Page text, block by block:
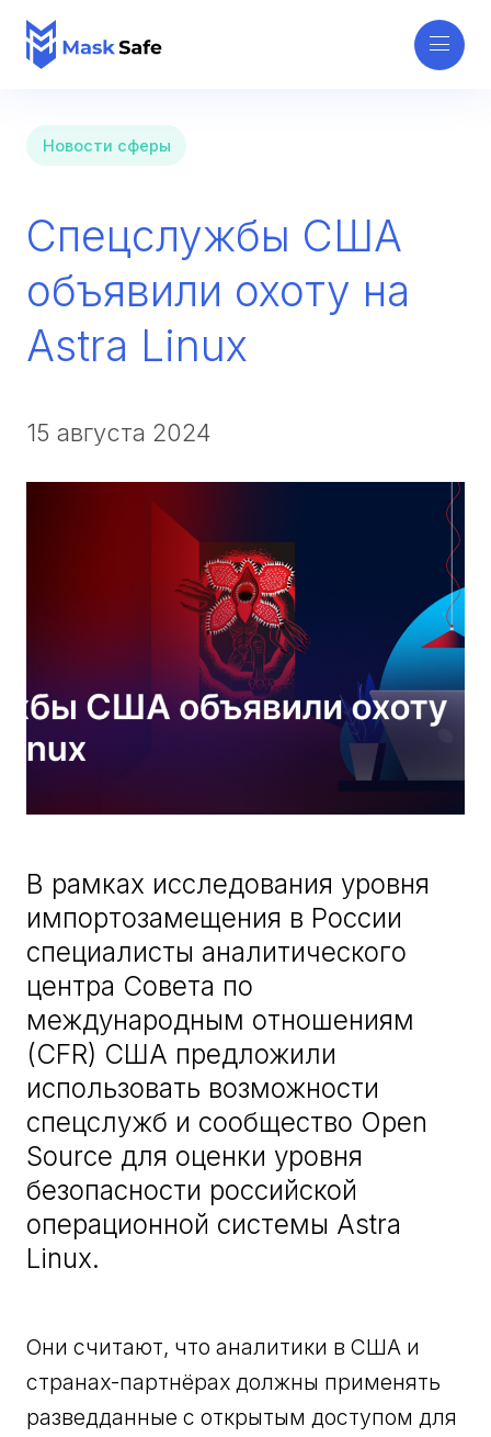
Новости сферы
Спецслужбы США
объявили охоту на
Astra Linux
15 августа 2024
В рамках исследования уровня
импортозамещения в России
специалисты аналитического
центра Совета по
международным отношениям
(CFR) США предложили
использовать возможности
спецслужб и сообщество Open
Source для оценки уровня
безопасности российской
операционной системы Astra
Linux.
Они считают, что аналитики в США и
странах-партнёрах должны применять
разведданные с открытым доступом для